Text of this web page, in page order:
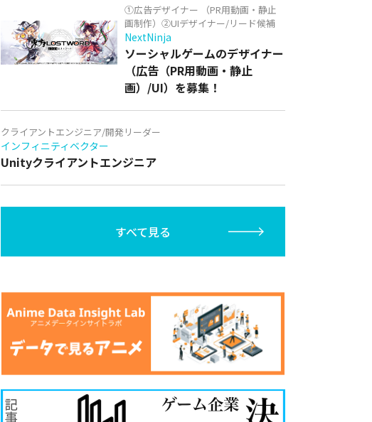
①広告デザイナー （PR用動画・静止
画制作）②UIデザイナー/リード候補
NextNinja
ソーシャルゲームのデザイナー
（広告（PR用動画・静止
画）/UI）を募集！
クライアントエンジニア/開発リーダー
インフィニティベクター
Unityクライアントエンジニア
すべて見る